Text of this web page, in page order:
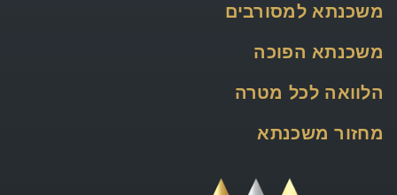
משכנתא למסורבים
משכנתא הפוכה
הלוואה לכל מטרה
מחזור משכנתא